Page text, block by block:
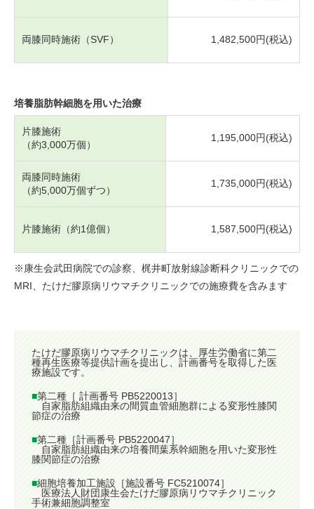
両膝同時施術（SVF） 1,482,500円(税込)
培養脂肪幹細胞を用いた治療
片膝施術
（約3,000万個）
1,195,000円(税込)
両膝同時施術
（約5,000万個ずつ）
1,735,000円(税込)
片膝施術（約1億個） 1,587,500円(税込)
※康生会武田病院での診察、梶井町放射線診断科クリニックでの
MRI、たけだ膠原病リウマチクリニックでの施療費を含みます
たけだ膠原病リウマチクリニックは、厚生労働省に第二
種再生医療等提供計画を提出し、計画番号を取得した医
療施設です。
■第二種［ 計画番号 PB5220013］
自家脂肪組織由来の間質血管細胞群による変形性膝関
節症の治療
■第二種［計画番号 PB5220047］
自家脂肪組織由来の培養間葉系幹細胞を用いた変形性
膝関節症の治療
■細胞培養加工施設［施設番号 FC5210074］
医療法人財団康生会たけだ膠原病リウマチクリニック
手術兼細胞調整室